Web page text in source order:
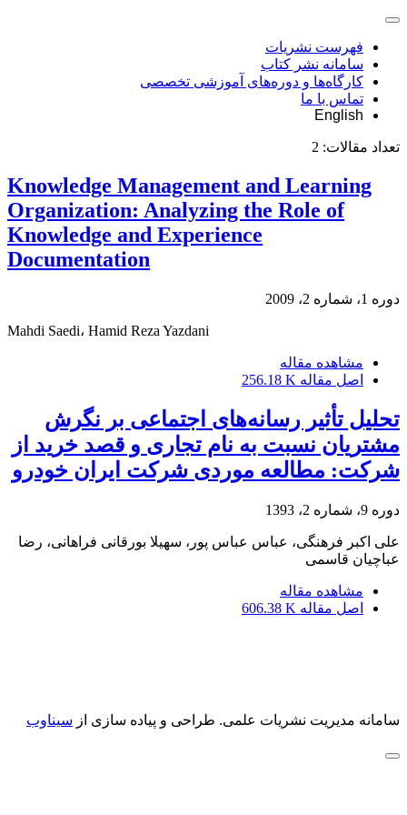
فهرست نشریات
سامانه نشر کتاب
کارگاه‌ها و دوره‌های آموزشی تخصصی
تماس با ما
English
تعداد مقالات: 2
Knowledge Management and Learning
Organization: Analyzing the Role of
Knowledge and Experience
Documentation
دوره 1، شماره 2، 2009
Mahdi Saedi، Hamid Reza Yazdani
مشاهده مقاله
اصل مقاله 256.18 K
تحلیل تأثیر رسانه‌های اجتماعی بر نگرش
مشتریان نسبت به نام تجاری و قصد خرید از
شرکت: مطالعه موردی شرکت ایران خودرو
دوره 9، شماره 2، 1393
علی اکبر فرهنگی، عباس عباس پور، سهیلا بورقانی فراهانی، رضا
عباچیان قاسمی
مشاهده مقاله
اصل مقاله 606.38 K
سامانه مدیریت نشریات علمی. طراحی و پیاده سازی از سیناوب